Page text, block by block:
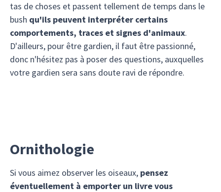
tas de choses et passent tellement de temps dans le
bush qu'ils peuvent interpréter certains
comportements, traces et signes d'animaux.
D'ailleurs, pour être gardien, il faut être passionné,
donc n'hésitez pas à poser des questions, auxquelles
votre gardien sera sans doute ravi de répondre.
Ornithologie
Si vous aimez observer les oiseaux, pensez
éventuellement à emporter un livre vous